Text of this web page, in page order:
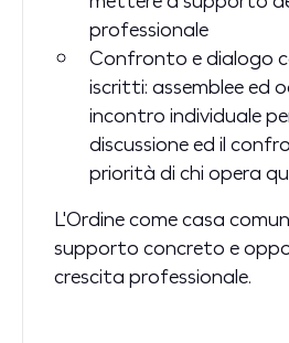
professionale
Confronto e dialogo
iscritti: assemblee ed
incontro individuale
discussione ed il
priorità di chi opera
L'Ordine come casa
supporto concreto e
crescita professionale.